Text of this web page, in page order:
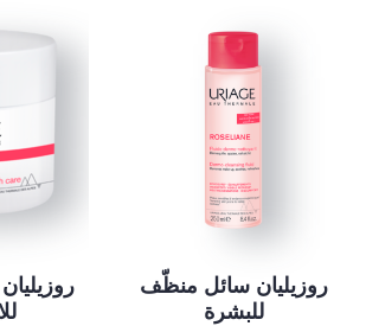
روزيليان سائل منظّف
للبشرة